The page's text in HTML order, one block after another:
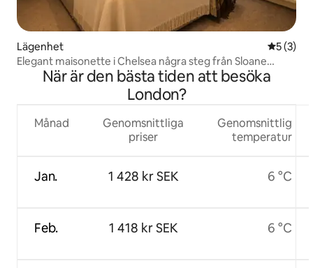
Lägenhet 5 av 5 i
5 (3)
Elegant maisonette i Chelsea några steg från Sloane
SquareNär är den bästa tiden att besöka
London?
Månad
Jan.
Feb.
Genomsnittliga
priser
1 428 kr SEK
1 418 kr SEK
Genomsnittlig
temperatur
6 °C
6 °C